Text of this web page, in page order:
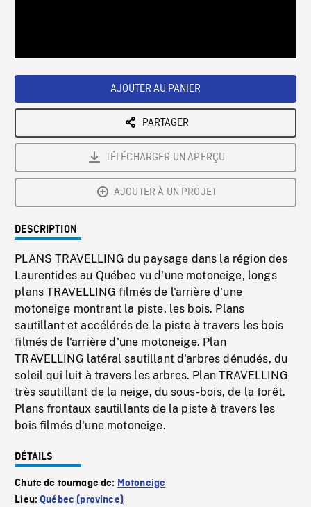
AJOUTER AU PANIER
PARTAGER
TÉLÉCHARGER UN APERÇU
AJOUTER À UN PROJET
DESCRIPTION
PLANS TRAVELLING du paysage dans la région des
Laurentides au Québec vu d'une motoneige, longs
plans TRAVELLING filmés de l'arrière d'une
motoneige montrant la piste, les bois. Plans
sautillant et accélérés de la piste à travers les bois
filmés de l'arrière d'une motoneige. Plan
TRAVELLING latéral sautillant d'arbres dénudés, du
soleil qui luit à travers les arbres. Plan TRAVELLING
très sautillant de la neige, du sous-bois, de la forêt.
Plans frontaux sautillants de la piste à travers les
bois filmés d'une motoneige.
DÉTAILS
Chute de tournage de: Motoneige
Lieu:Québec (province)